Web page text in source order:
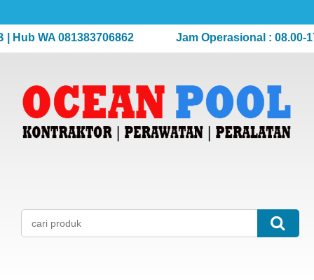
WA 081383706862 Jam Operasional : 08.00-17.00